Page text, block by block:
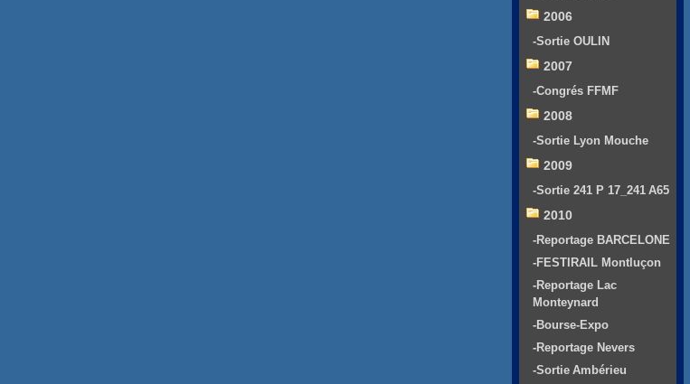
2006
-Sortie OULIN
2007
-Congrés FFMF
2008
-Sortie Lyon Mouche
2009
-Sortie 241 P 17_241 A65
2010
-Reportage BARCELONE
-FESTIRAIL Montluçon
-Reportage Lac
Monteynard
-Bourse-Expo
-Reportage Nevers
-Sortie Ambérieu